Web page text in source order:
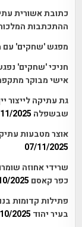
כתובת אשורית
ההתכתבות
מפגש 'שחקים' עם
חניכי 'שחקים'
אישי מבוקר מתקפת ה
גת עתיקה לייצור
שבשפלה 2025
אוצר מטבעות
07/11/2025
כפר קאסם 2025
בעיר יהוד 2025